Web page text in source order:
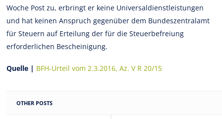
Woche Post zu, erbringt er keine Universaldienstleistungen
und hat keinen Anspruch gegenüber dem Bundeszentralamt
für Steuern auf Erteilung der für die Steuerbefreiung
erforderlichen Bescheinigung.
Quelle | BFH-Urteil vom 2.3.2016, Az. V R 20/15
OTHER POSTS